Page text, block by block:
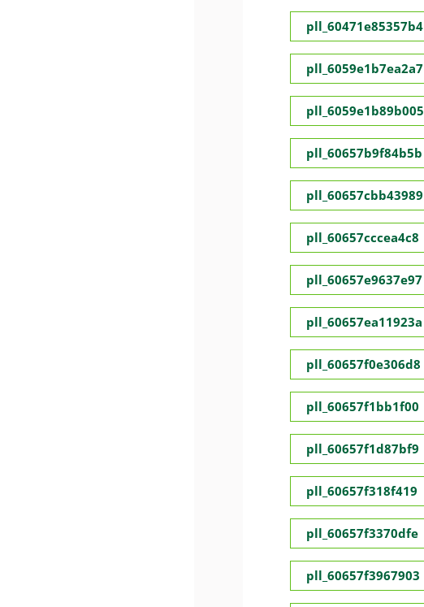
pll_60471e85357b4
pll_6059e1b7ea2a7
pll_6059e1b89b005
pll_60657b9f84b5b
pll_60657cbb43989
pll_60657cccea4c8
pll_60657e9637e97
pll_60657ea11923a
pll_60657f0e306d8
pll_60657f1bb1f00
pll_60657f1d87bf9
pll_60657f318f419
pll_60657f3370dfe
pll_60657f3967903